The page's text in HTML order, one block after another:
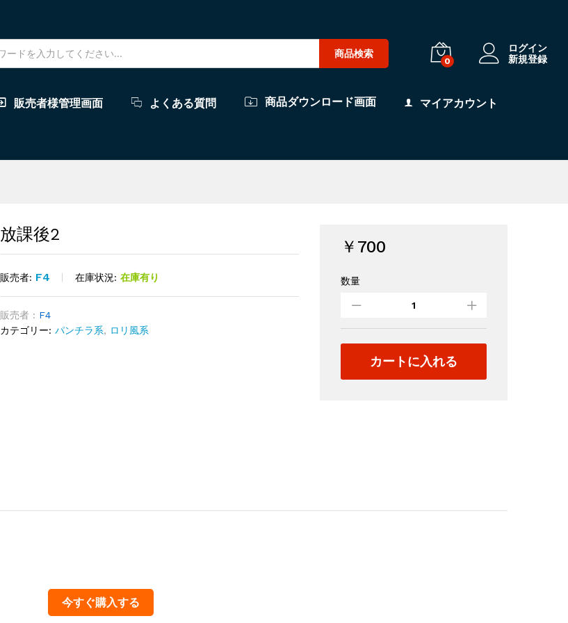
商品検索
0
ログイン
新規登録
販売者様管理画面 よくある質問 商品ダウンロード画面 マイアカウント
放課後2
販売者: F4 在庫状況: 在庫有り
販売者 : F4
カテゴリー: パンチラ系, ロリ風系
￥ 700
放
2
quantity
数量
カートに入れる
今すぐ購入する